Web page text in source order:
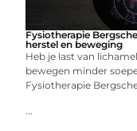
Fysiotherapie
herstel en beweging
Heb je last van
bewegen minder
Fysiotherapie
...